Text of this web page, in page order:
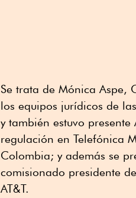
Se trata de Mónica Aspe,
los equipos jurídicos de
y también estuvo
regulación en Telefónica
Colombia; y además se
comisionado presidente
AT&T.